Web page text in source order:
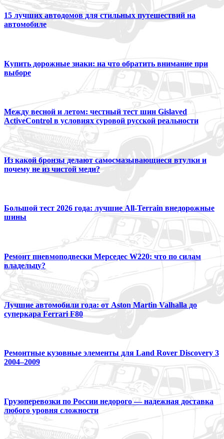
15 лучших автодомов для стильных путешествий на
автомобиле
Купить дорожные знаки: на что обратить внимание при
выборе
Между весной и летом: честный тест шин Gislaved
ActiveControl в условиях суровой русской реальности
Из какой бронзы делают самосмазывающиеся втулки и
почему не из чистой меди?
Большой тест 2026 года: лучшие All-Terrain внедорожные
шины
Ремонт пневмоподвески Мерседес W220: что по силам
владельцу?
Лучшие автомобили года: от Aston Martin Valhalla до
суперкара Ferrari F80
Ремонтные кузовные элементы для Land Rover Discovery 3
2004–2009
Грузоперевозки по России недорого — надежная доставка
любого уровня сложности